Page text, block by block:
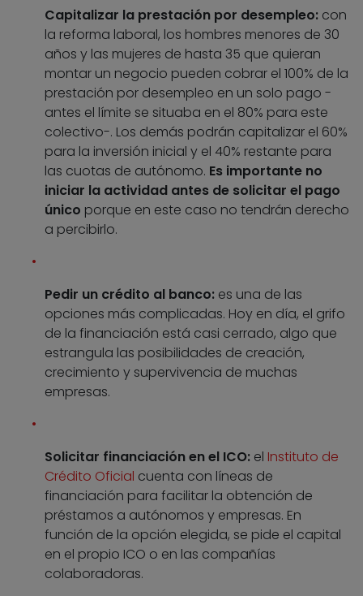
Capitalizar la prestación por desempleo: con
la reforma laboral, los hombres menores de 30
años y las mujeres de hasta 35 que quieran
montar un negocio pueden cobrar el 100% de la
prestación por desempleo en un solo pago -
antes el límite se situaba en el 80% para este
colectivo-. Los demás podrán capitalizar el 60%
para la inversión inicial y el 40% restante para
las cuotas de autónomo. Es importante no
iniciar la actividad antes de solicitar el pago
único porque en este caso no tendrán derecho
a percibirlo.
Pedir un crédito al banco: es una de las
opciones más complicadas. Hoy en día, el grifo
de la financiación está casi cerrado, algo que
estrangula las posibilidades de creación,
crecimiento y supervivencia de muchas
empresas.
Solicitar financiación en el ICO: el Instituto de
Crédito Oficial cuenta con líneas de
financiación para facilitar la obtención de
préstamos a autónomos y empresas. En
función de la opción elegida, se pide el capital
en el propio ICO o en las compañías
colaboradoras.